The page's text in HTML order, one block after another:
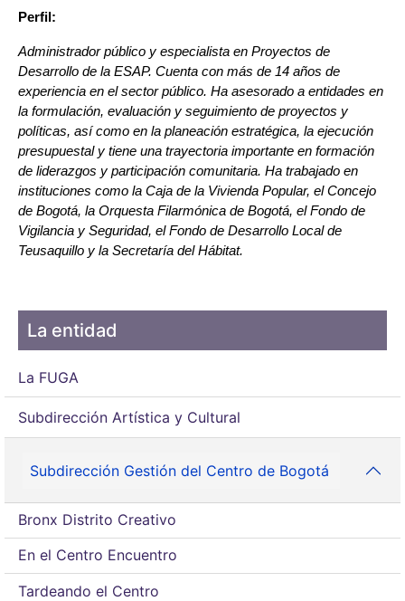
La entidad
La FUGA
Subdirección Artística y Cultural
Subdirección Gestión del Centro de Bogotá
Bronx Distrito Creativo
En el Centro Encuentro
Tardeando el Centro
Perfil:
Administrador público y especialista en Proyectos de
Desarrollo de la ESAP. Cuenta con más de 14 años de
experiencia en el sector público. Ha asesorado a entidades en
la formulación, evaluación y seguimiento de proyectos y
políticas, así como en la planeación estratégica, la ejecución
presupuestal y tiene una trayectoria importante en formación
de liderazgos y participación comunitaria. Ha trabajado en
instituciones como la Caja de la Vivienda Popular, el Concejo
de Bogotá, la Orquesta Filarmónica de Bogotá, el Fondo de
Vigilancia y Seguridad, el Fondo de Desarrollo Local de
Teusaquillo y la Secretaría del Hábitat.